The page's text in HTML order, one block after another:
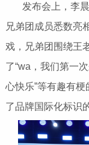
发布会上，李
兄弟团成员悉数亮
戏，兄弟团围绕王
了“wa，我们第一
心快乐”等有趣有
了品牌国际化标识